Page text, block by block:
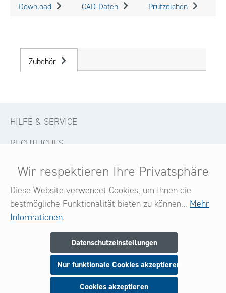
Download CAD-Daten Prüfzeichen
Zubehör
HILFE & SERVICE
RECHTLICHES
KONTAKT
FOLGE UNS
Melden Sie sich jetzt zu unserem Newsletter an
und seien Sie stets über neue Produkte und Angebote
informiert.
Wir respektieren Ihre Privatsphäre
Diese Website verwendet Cookies, um Ihnen die
bestmögliche Funktionalität bieten zu können... Mehr
Informationen.
Datenschutzeinstellungen
Nur funktionale Cookies akzeptieren
Cookies akzeptieren